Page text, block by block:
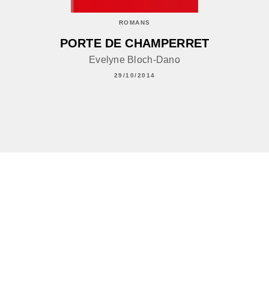
ROMANS
PORTE DE CHAMPERRET
Evelyne Bloch-Dano
29/10/2014